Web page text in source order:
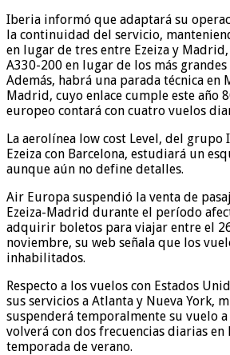
Iberia informó que adaptará su
la continuidad del servicio,
en lugar de tres entre Ezeiza y
A330-200 en lugar de los más
Además, habrá una parada técnica en
Madrid, cuyo enlace cumple este año
europeo contará con cuatro vuelos
La aerolínea low cost Level, del grupo
Ezeiza con Barcelona, estudiará un
aunque aún no define detalles.
Air Europa suspendió la venta de
Ezeiza-Madrid durante el período
adquirir boletos para viajar entre el
noviembre, su web señala que los
inhabilitados.
Respecto a los vuelos con Estados
sus servicios a Atlanta y Nueva York,
suspenderá temporalmente su vuelo
volverá con dos frecuencias diarias
temporada de verano.